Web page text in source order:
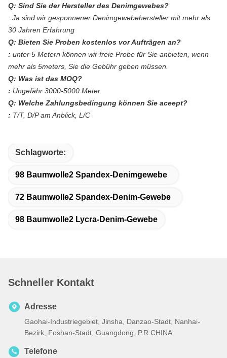
Q: Sind Sie der Hersteller des Denimgewebes?
: Ja sind wir gesponnener Denimgewebehersteller mit mehr als
30 Jahren Erfahrung
Q: Bieten Sie Proben kostenlos vor Aufträgen an?
: unter 5 Metern können wir freie Probe für Sie anbieten, wenn
mehr als 5meters, Sie die Gebühr geben müssen.
Q: Was ist das MOQ?
: Ungefähr 3000-5000 Meter.
Q: Welche Zahlungsbedingung können Sie aceept?
: T/T, D/P am Anblick, L/C
Schlagworte:
98 Baumwolle2 Spandex-Denimgewebe
72 Baumwolle2 Spandex-Denim-Gewebe
98 Baumwolle2 Lycra-Denim-Gewebe
Schneller Kontakt
Adresse
Gaohai-Industriegebiet, Jinsha, Danzao-Stadt, Nanhai-
Bezirk, Foshan-Stadt, Guangdong, P.R.CHINA
Telefone